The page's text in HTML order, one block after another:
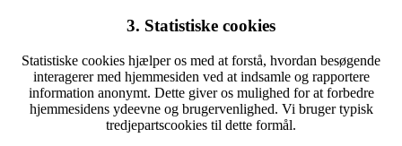
3. Statistiske cookies
Statistiske cookies hjælper os med at forstå, hvordan besøgende
interagerer med hjemmesiden ved at indsamle og rapportere
information anonymt. Dette giver os mulighed for at forbedre
hjemmesidens ydeevne og brugervenlighed. Vi bruger typisk
tredjepartscookies til dette formål.